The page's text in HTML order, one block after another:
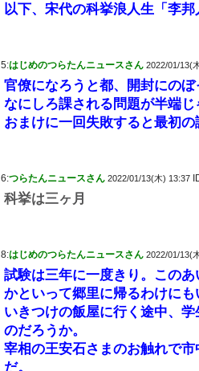
以下、宋代の科挙浪人生「李
5:はじめのつらたんニュースさん 2022/01/13(
官僚になろうと都、開封にの
なにしろ課される問題が半端
おまけに一回失敗すると最初
6:つらたんニュースさん 2022/01/13(木) 13:37
科挙は三ヶ月
8:はじめのつらたんニュースさん 2022/01/13(
試験は三年に一度きり。この
かといって郷里に帰るわけにも
いきつけの飯屋に行く途中、
のだろうか。
宰相の王安石さまのお触れで
だ。